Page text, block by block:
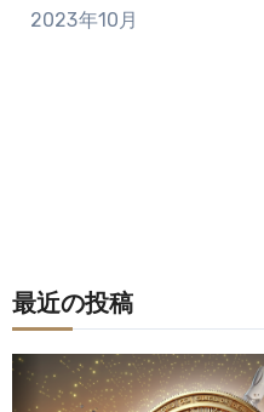
2023年10月
最近の投稿